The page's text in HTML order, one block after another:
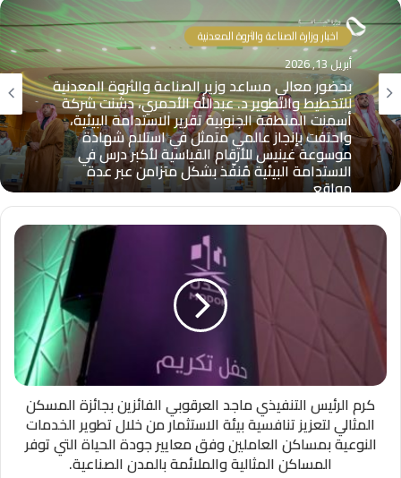
اخبار وزارة الصناعة والثروة المعدنية
أبريل 13, 2026
بحضور معالي مساعد وزير الصناعة والثروة المعدنية
للتخطيط والتطوير د. عبدالله الأحمري، دشّنت شركة
أسمنت المنطقة الجنوبية تقرير الاستدامة البيئية،
واحتفت بإنجاز عالمي متمثل في استلام شهادة
موسوعة غينيس للأرقام القياسية لأكبر درس في
الاستدامة البيئية مُنفّذ بشكل متزامن عبر عدة
مواقع
كرم الرئيس التنفيذي ماجد العرقوبي الفائزين بجائزة المسكن
المثالي لتعزيز تنافسية بيئة الاستثمار من خلال تطوير الخدمات
النوعية بمساكن العاملين وفق معايير جودة الحياة التي توفر
المساكن المثالية والملائمة بالمدن الصناعية.